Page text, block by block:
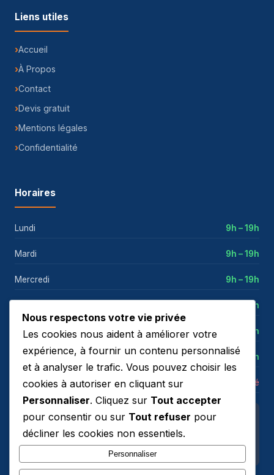
Liens utiles
Accueil
À Propos
Contact
Devis gratuit
Mentions légales
Confidentialité
Horaires
Lundi 9h – 19h
Mardi 9h – 19h
Mercredi 9h – 19h
9h – 19h
Vendredi 9h – 19h
Samedi 9h – 18h
Dimanche Fermé
Notre adresse
4 Av du Général de Gaulle
Nous respectons votre vie privée
Les cookies nous aident à améliorer votre
expérience, à fournir un contenu personnalisé
et à analyser le trafic. Vous pouvez choisir les
cookies à autoriser en cliquant sur
Personnaliser. Cliquez sur Tout accepter
pour consentir ou sur Tout refuser pour
décliner les cookies non essentiels.
Personnaliser